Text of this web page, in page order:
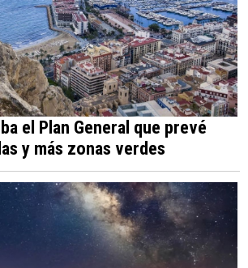
el Plan General que prevé
y más zonas verdes